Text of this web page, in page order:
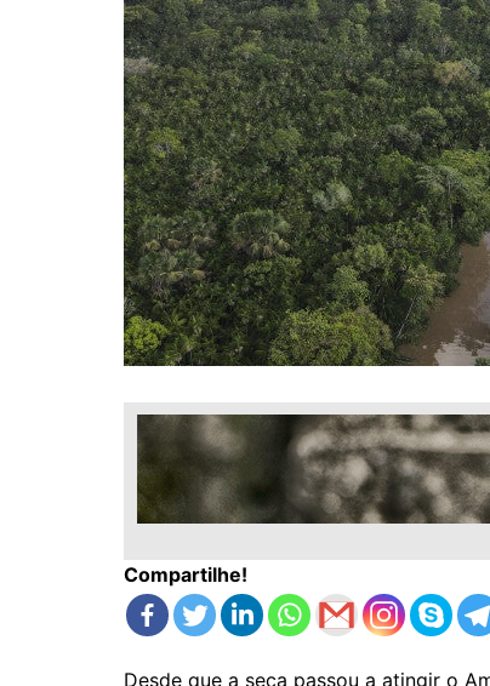
Compartilhe!
Desde que a seca passou a atingir o